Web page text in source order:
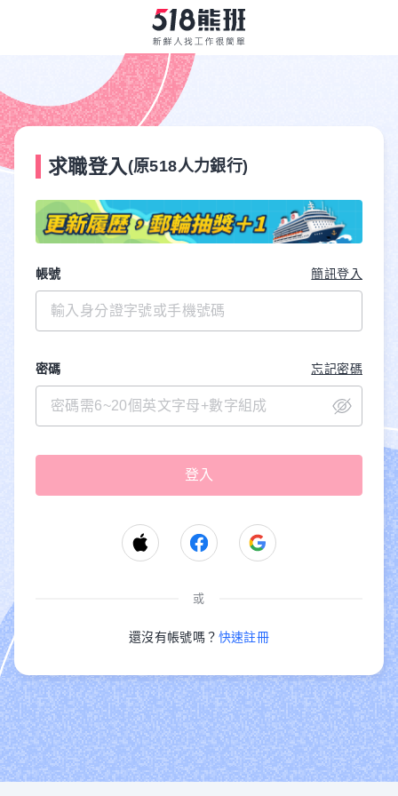
求職登入 (原518人力銀行)
帳號 簡訊登入
密碼 忘記密碼
或
還沒有帳號嗎？ 快速註冊